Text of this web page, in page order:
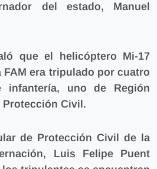
del estado, Manuel
que el helicóptero Mi-17
FAM era tripulado por cuatro
infantería, uno de Región
Protección Civil.
de Protección Civil de la
Luis Felipe Puent